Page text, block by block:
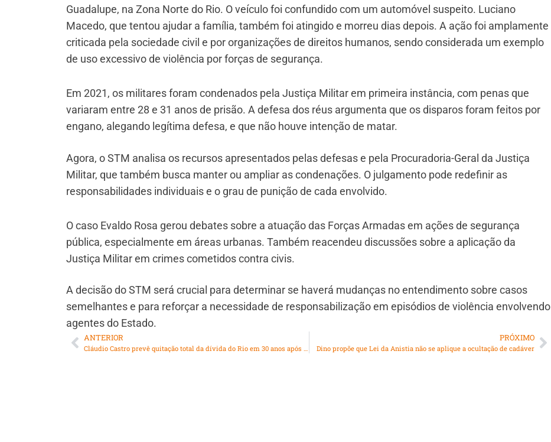
Guadalupe, na Zona Norte do Rio. O veículo foi confundido com um automóvel suspeito. Luciano
Macedo, que tentou ajudar a família, também foi atingido e morreu dias depois. A ação foi amplamente
criticada pela sociedade civil e por organizações de direitos humanos, sendo considerada um exemplo
de uso excessivo de violência por forças de segurança.
Em 2021, os militares foram condenados pela Justiça Militar em primeira instância, com penas que
variaram entre 28 e 31 anos de prisão. A defesa dos réus argumenta que os disparos foram feitos por
engano, alegando legítima defesa, e que não houve intenção de matar.
Agora, o STM analisa os recursos apresentados pelas defesas e pela Procuradoria-Geral da Justiça
Militar, que também busca manter ou ampliar as condenações. O julgamento pode redefinir as
responsabilidades individuais e o grau de punição de cada envolvido.
O caso Evaldo Rosa gerou debates sobre a atuação das Forças Armadas em ações de segurança
pública, especialmente em áreas urbanas. Também reacendeu discussões sobre a aplicação da
Justiça Militar em crimes cometidos contra civis.
A decisão do STM será crucial para determinar se haverá mudanças no entendimento sobre casos
semelhantes e para reforçar a necessidade de responsabilização em episódios de violência envolvendo
agentes do Estado.
ANTERIOR
Cláudio Castro prevê quitação total da dívida do Rio em 30 anos após acordo com a União
PRÓXIMO
Dino propõe que Lei da Anistia não se aplique a ocultação de cadáver